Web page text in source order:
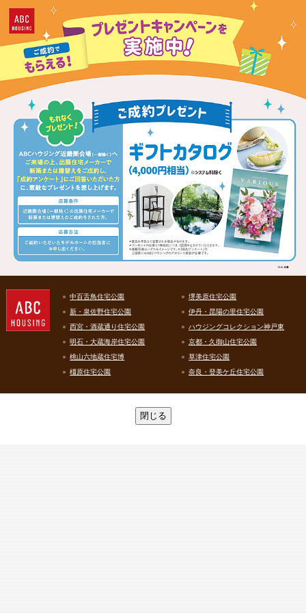
中百舌鳥住宅公園
堺美原住宅公園
新・泉佐野住宅公園
伊丹・昆陽の里住宅公園
西宮・酒蔵通り住宅公園
ハウジングコレクション神戸東
明石・大蔵海岸住宅公園
京都・久御山住宅公園
桃山六地蔵住宅博
草津住宅公園
橿原住宅公園
奈良・登美ケ丘住宅公園